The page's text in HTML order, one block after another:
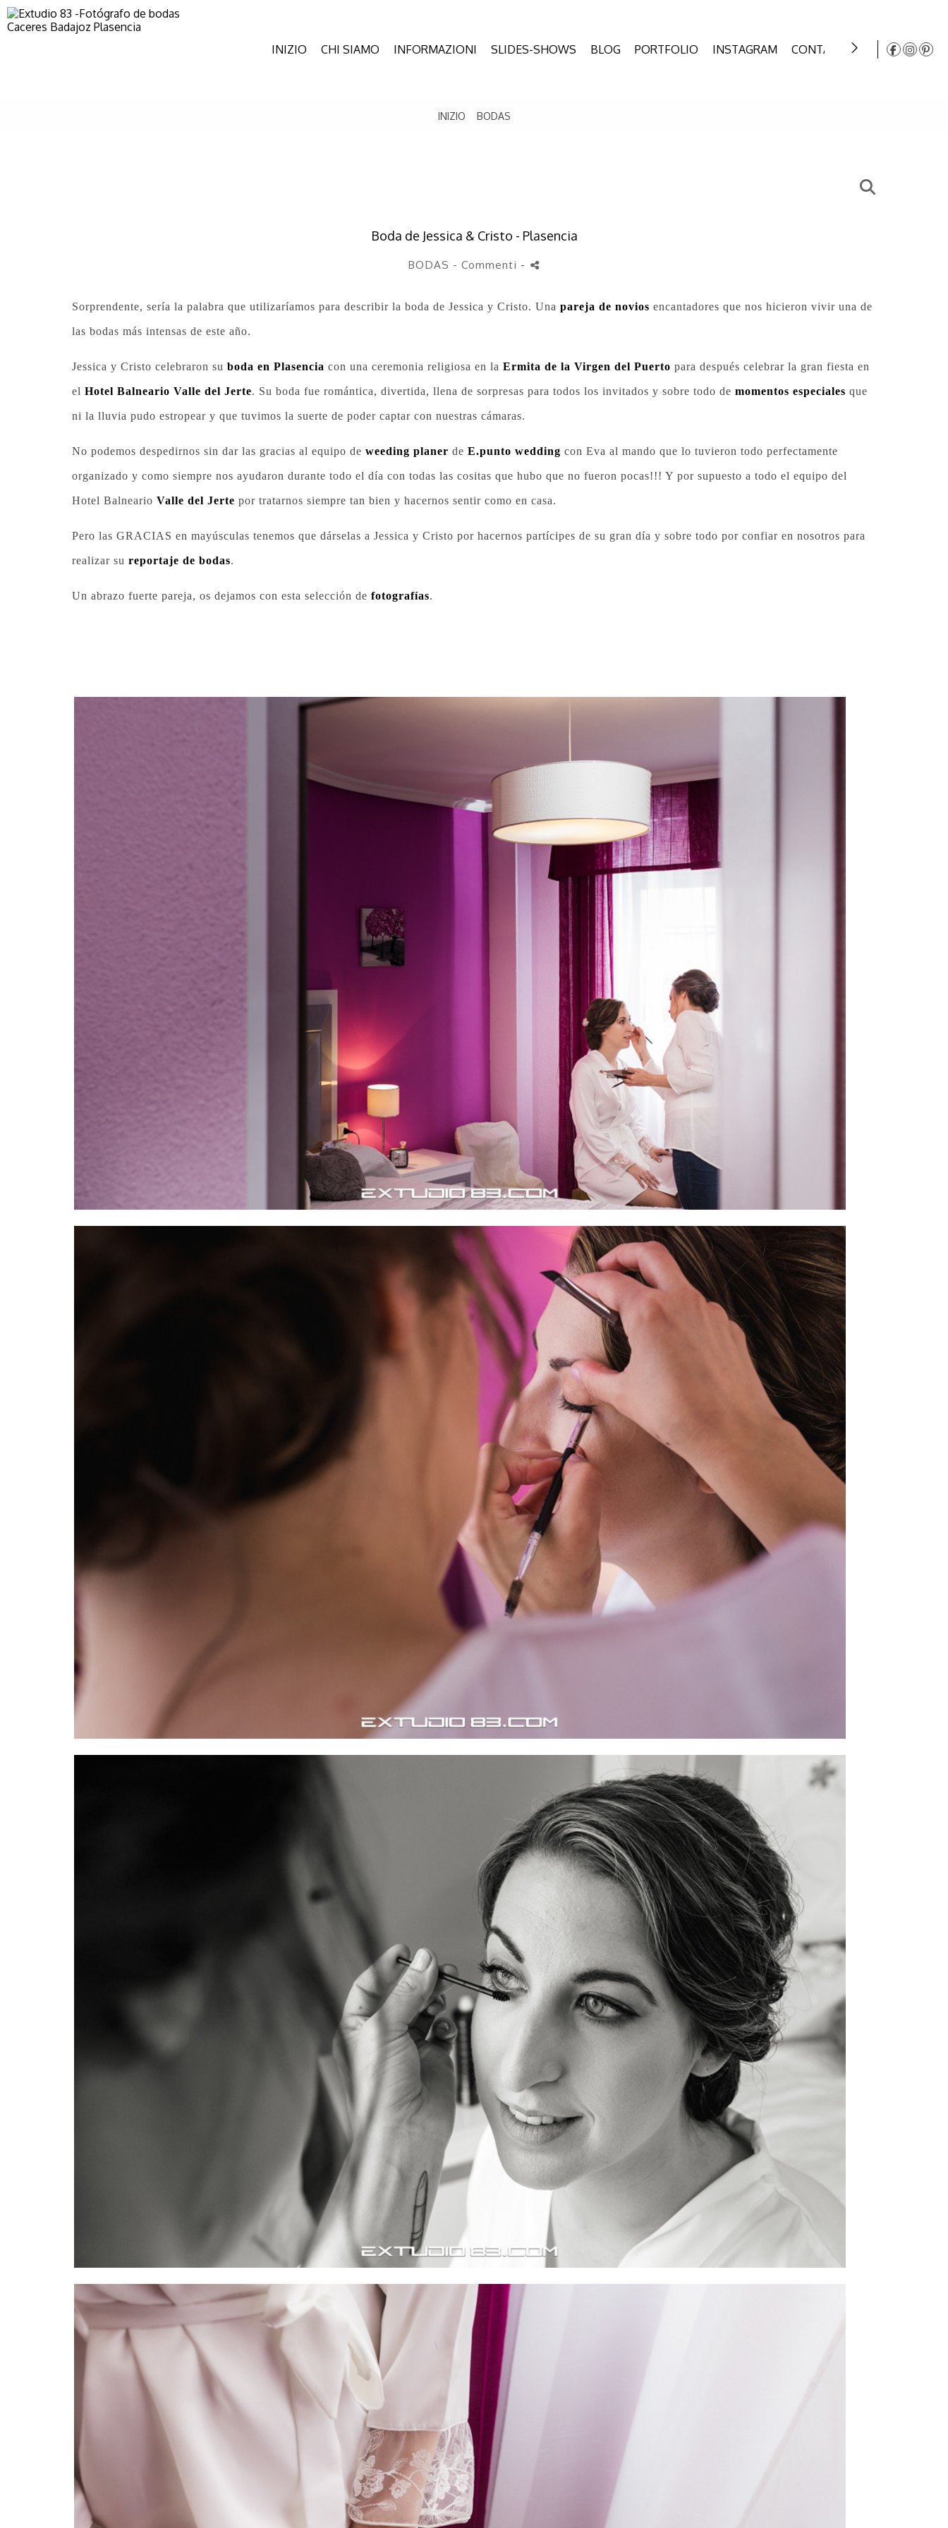
INIZIO CHI SIAMO INFORMAZIONI SLIDES-SHOWS BLOG PORTFOLIO INSTAGRAM CONTATTO PREMI DI
INIZIO BODAS
Boda de Jessica & Cristo - Plasencia
BODAS - Commenti -
Sorprendente, sería la palabra que utilizaríamos para describir la boda de Jessica y Cristo. Una pareja de novios encantadores que nos hicieron vivir una de
las bodas más intensas de este año.
Jessica y Cristo celebraron su boda en Plasencia con una ceremonia religiosa en la Ermita de la Virgen del Puerto para después celebrar la gran fiesta en
el Hotel Balneario Valle del Jerte. Su boda fue romántica, divertida, llena de sorpresas para todos los invitados y sobre todo de momentos especiales que
ni la lluvia pudo estropear y que tuvimos la suerte de poder captar con nuestras cámaras.
No podemos despedirnos sin dar las gracias al equipo de weeding planer de E.punto wedding con Eva al mando que lo tuvieron todo perfectamente
organizado y como siempre nos ayudaron durante todo el día con todas las cositas que hubo que no fueron pocas!!! Y por supuesto a todo el equipo del
Hotel Balneario Valle del Jerte por tratarnos siempre tan bien y hacernos sentir como en casa.
Pero las GRACIAS en mayúsculas tenemos que dárselas a Jessica y Cristo por hacernos partícipes de su gran día y sobre todo por confiar en nosotros para
realizar su reportaje de bodas.
Un abrazo fuerte pareja, os dejamos con esta selección de fotografías.